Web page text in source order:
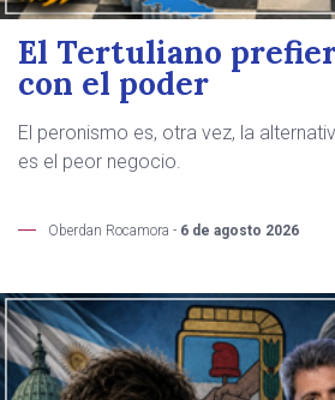
El Tertuliano
con el poder
El peronismo es, otra vez, la
es el peor negocio.
Oberdan Rocamora - 6 de agosto 2026